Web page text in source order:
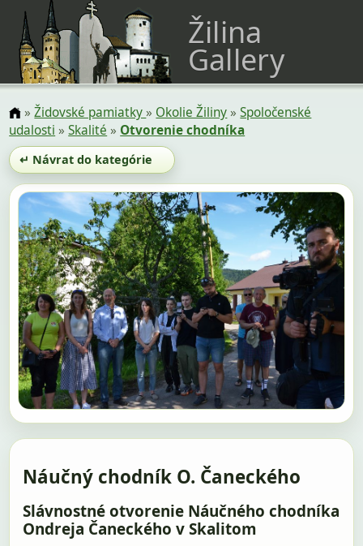
Žilina
Gallery
»Židovské pamiatky» Okolie Žiliny»Spoločenské
udalosti »Skalité » Otvorenie chodníka
↵ Návrat do kategórie
Náučný chodník O. Čaneckého
Slávnostné otvorenie Náučného chodníka
Ondreja Čaneckého v Skalitom